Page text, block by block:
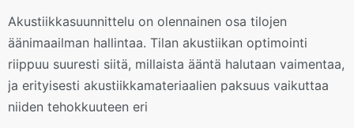
Akustiikkasuunnittelu on olennainen osa tilojen
äänimaailman hallintaa. Tilan akustiikan optimointi
riippuu suuresti siitä, millaista ääntä halutaan vaimentaa,
ja erityisesti akustiikkamateriaalien paksuus vaikuttaa
niiden tehokkuuteen eri